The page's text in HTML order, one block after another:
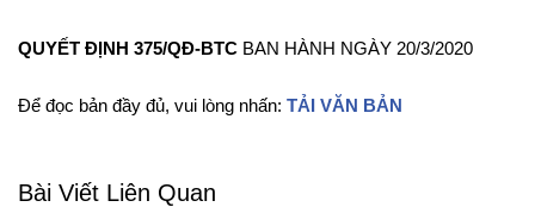
QUYẾT ĐỊNH 375/QĐ-BTC BAN HÀNH NGÀY 20/3/2020
Để đọc bản đầy đủ, vui lòng nhấn: TẢI VĂN BẢN
Bài Viết Liên Quan